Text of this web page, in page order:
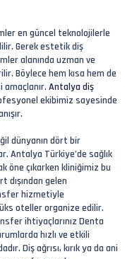
en güncel teknolojilerle
Gerek estetik diş
alanında uzman ve
Böylece hem kısa hem de
Antalya diş
ekibimiz sayesinde
dünyanın dört bir
Antalya Türkiye’de sağlık
öne çıkarken kliniğimiz bu
dışından gelen
hizmetiyle
oteller organize edilir.
ihtiyaçlarınız Denta
hızlı ve etkili
Diş ağrısı, kırık ya da ani